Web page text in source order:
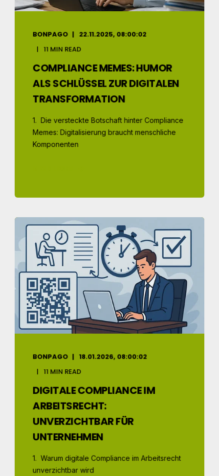
BONPAGO
22.11.2025, 08:00:02
11 MIN READ
COMPLIANCE MEMES: HUMOR
ALS SCHLÜSSEL ZUR DIGITALEN
TRANSFORMATION
1. Die versteckte Botschaft hinter Compliance
Memes: Digitalisierung braucht menschliche
Komponenten
BONPAGO
18.01.2026, 08:00:02
11 MIN READ
DIGITALE COMPLIANCE IM
ARBEITSRECHT:
UNVERZICHTBAR FÜR
UNTERNEHMEN
1. Warum digitale Compliance im Arbeitsrecht
unverzichtbar wird